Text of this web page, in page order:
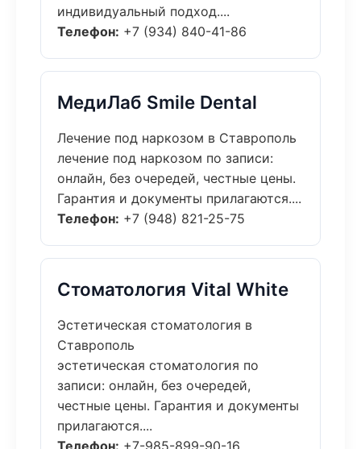
индивидуальный подход....
Телефон: +7 (934) 840-41-86
МедиЛаб Smile Dental
Лечение под наркозом в Ставрополь
лечение под наркозом по записи:
онлайн, без очередей, честные цены.
Гарантия и документы прилагаются....
Телефон: +7 (948) 821-25-75
Стоматология Vital White
Эстетическая стоматология в
Ставрополь
эстетическая стоматология по
записи: онлайн, без очередей,
честные цены. Гарантия и документы
прилагаются....
Телефон: +7-985-899-90-16